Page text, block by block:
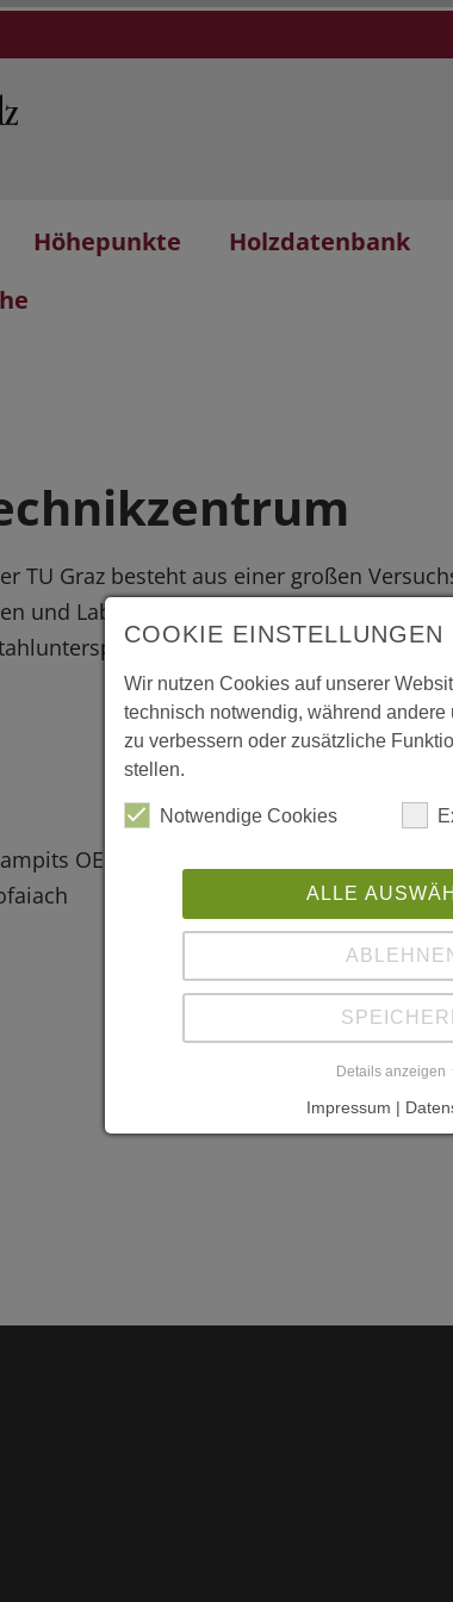
Höhepunkte Holzdatenbank
TU Graz besteht aus einer großen
und Labors. Das Dach der 22m breiten
vorgefertigten, 3,2m
OEG, A-Graz
COOKIE EINSTELLUNGEN
Wir nutzen Cookies auf unserer
technisch notwendig, während
zu verbessern oder zusätzliche
stellen.
Notwendige Cookies
ALLE
Details anzeigen
Impressum |